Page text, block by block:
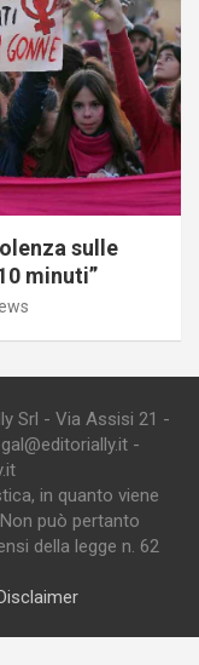
sulle
minuti”
Srl - Via Assisi 21 -
-
in quanto viene
può pertanto
della legge n. 62